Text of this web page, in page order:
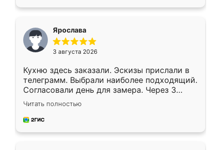
Ярослава
3 августа 2026
Кухню здесь заказали. Эскизы прислали в
телеграмм. Выбрали наиболее подходящий.
Согласовали день для замера. Через 3
недели кухня была уже готова. Остались
довольны работой. Спасибо Ренессанс
мебель за качественную работу!
Читать полностью